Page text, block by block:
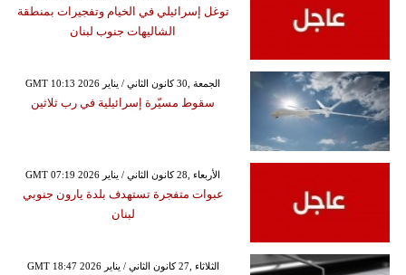
توغل إسرائيلي في الخيام وتفجيرات بمنطقة
الشاليهات جنوب لبنان
GMT 10:13 2026 الجمعة ,30 كانون الثاني / يناير
سقوط مسيّرة إسرائيلية في رب ثلاثين
GMT 07:19 2026 الأربعاء ,28 كانون الثاني / يناير
عبوات متفجرة تستهدف بلدة يارون جنوبي
لبنان
GMT 18:47 2026 الثلاثاء ,27 كانون الثاني / يناير